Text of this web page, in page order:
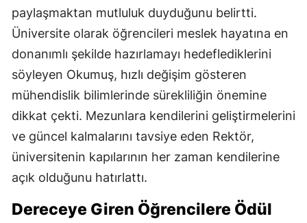
paylaşmaktan mutluluk duyduğunu belirtti.
Üniversite olarak öğrencileri meslek hayatına en
donanımlı şekilde hazırlamayı hedeflediklerini
söyleyen Okumuş, hızlı değişim gösteren
mühendislik bilimlerinde sürekliliğin önemine
dikkat çekti. Mezunlara kendilerini geliştirmelerini
ve güncel kalmalarını tavsiye eden Rektör,
üniversitenin kapılarının her zaman kendilerine
açık olduğunu hatırlattı.
Dereceye Giren Öğrencilere Ödül